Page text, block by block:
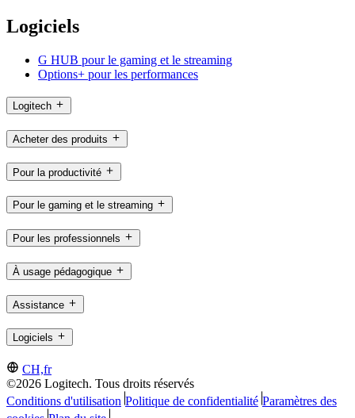
Logiciels
G HUB pour le gaming et le streaming
Options+ pour les performances
Logitech
Acheter des produits
Pour la productivité
Pour le gaming et le streaming
Pour les professionnels
À usage pédagogique
Assistance
Logiciels
CH,fr
©2026 Logitech. Tous droits réservés
Conditions d'utilisation Politique de confidentialité Paramètres des